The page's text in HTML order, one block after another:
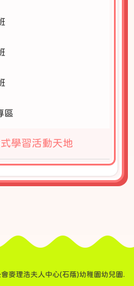
區
學習活動天地
麥理浩夫人中心(石蔭)幼稚園幼兒園.